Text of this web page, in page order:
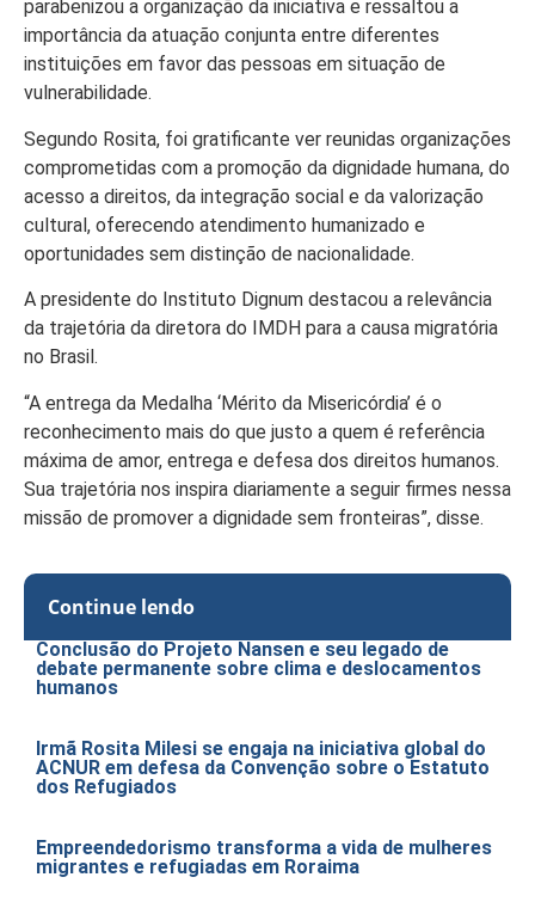
parabenizou a organização da iniciativa e ressaltou a
importância da atuação conjunta entre diferentes
instituições em favor das pessoas em situação de
vulnerabilidade.
Segundo Rosita, foi gratificante ver reunidas organizações
comprometidas com a promoção da dignidade humana, do
acesso a direitos, da integração social e da valorização
cultural, oferecendo atendimento humanizado e
oportunidades sem distinção de nacionalidade.
A presidente do Instituto Dignum destacou a relevância
da trajetória da diretora do IMDH para a causa migratória
no Brasil.
“A entrega da Medalha ‘Mérito da Misericórdia’ é o
reconhecimento mais do que justo a quem é referência
máxima de amor, entrega e defesa dos direitos humanos.
Sua trajetória nos inspira diariamente a seguir firmes nessa
missão de promover a dignidade sem fronteiras”, disse.
Continue lendo
Conclusão do Projeto Nansen e seu legado de
debate permanente sobre clima e deslocamentos
humanos
Irmã Rosita Milesi se engaja na iniciativa global do
ACNUR em defesa da Convenção sobre o Estatuto
dos Refugiados
Empreendedorismo transforma a vida de mulheres
migrantes e refugiadas em Roraima